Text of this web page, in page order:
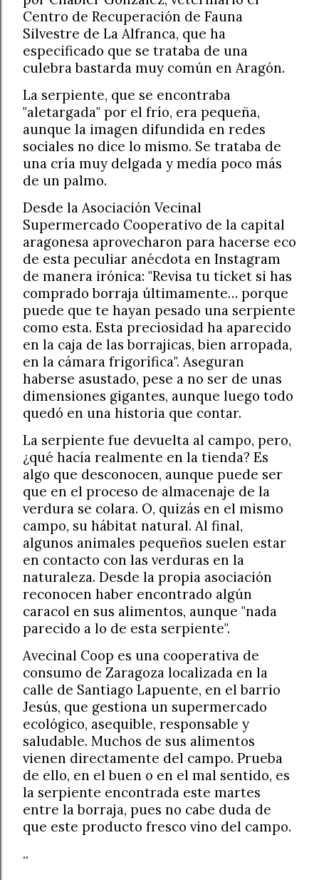
Centro de Recuperación de Fauna
Silvestre de La Alfranca, que ha
especificado que se trataba de una
culebra bastarda muy común en Aragón.
La serpiente, que se encontraba
"aletargada" por el frío, era pequeña,
aunque la imagen difundida en redes
sociales no dice lo mismo. Se trataba de
una cría muy delgada y medía poco más
de un palmo.
Desde la Asociación Vecinal
Supermercado Cooperativo de la capital
aragonesa aprovecharon para hacerse eco
de esta peculiar anécdota en Instagram
de manera irónica: "Revisa tu ticket si has
comprado borraja últimamente… porque
puede que te hayan pesado una serpiente
como esta. Esta preciosidad ha aparecido
en la caja de las borrajicas, bien arropada,
en la cámara frigorífica". Aseguran
haberse asustado, pese a no ser de unas
dimensiones gigantes, aunque luego todo
quedó en una historia que contar.
La serpiente fue devuelta al campo, pero,
¿qué hacía realmente en la tienda? Es
algo que desconocen, aunque puede ser
que en el proceso de almacenaje de la
verdura se colara. O, quizás en el mismo
campo, su hábitat natural. Al final,
algunos animales pequeños suelen estar
en contacto con las verduras en la
naturaleza. Desde la propia asociación
reconocen haber encontrado algún
caracol en sus alimentos, aunque "nada
parecido a lo de esta serpiente".
Avecinal Coop es una cooperativa de
consumo de Zaragoza localizada en la
calle de Santiago Lapuente, en el barrio
Jesús, que gestiona un supermercado
ecológico, asequible, responsable y
saludable. Muchos de sus alimentos
vienen directamente del campo. Prueba
de ello, en el buen o en el mal sentido, es
la serpiente encontrada este martes
entre la borraja, pues no cabe duda de
que este producto fresco vino del campo.
..